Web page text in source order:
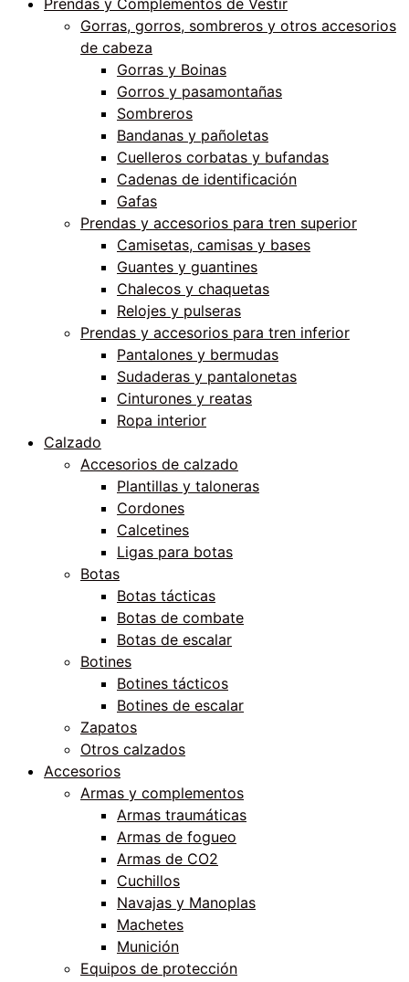
Gorras, gorros, sombreros y otros accesorios
de cabeza
Gorras y Boinas
Gorros y pasamontañas
Sombreros
Bandanas y pañoletas
Cuelleros corbatas y bufandas
Cadenas de identificación
Gafas
Prendas y accesorios para tren superior
Camisetas, camisas y bases
Guantes y guantines
Chalecos y chaquetas
Relojes y pulseras
Prendas y accesorios para tren inferior
Pantalones y bermudas
Sudaderas y pantalonetas
Cinturones y reatas
Ropa interior
Calzado
Accesorios de calzado
Plantillas y taloneras
Cordones
Calcetines
Ligas para botas
Botas
Botas tácticas
Botas de combate
Botas de escalar
Botines
Botines tácticos
Botines de escalar
Zapatos
Otros calzados
Accesorios
Armas y complementos
Armas traumáticas
Armas de fogueo
Armas de CO2
Cuchillos
Navajas y Manoplas
Machetes
Munición
Equipos de protección